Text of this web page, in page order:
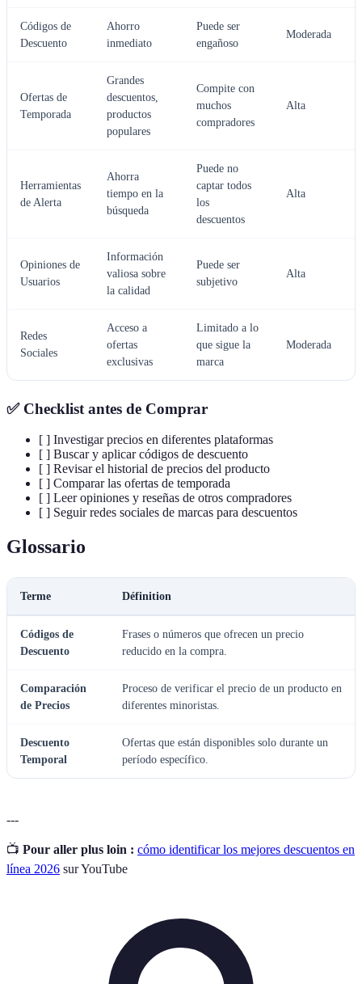
Códigos de
Descuento
Ahorro
inmediato
Puede ser
engañoso
Moderada
Ofertas de
Temporada
Grandes
descuentos,
productos
populares
Compite con
muchos
compradores
Alta
Herramientas
de Alerta
Ahorra
tiempo en la
búsqueda
Puede no
captar todos
los
descuentos
Alta
Opiniones de
Usuarios
Información
valiosa sobre
la calidad
Puede ser
subjetivo
Alta
Redes
Sociales
Acceso a
ofertas
exclusivas
Limitado a lo
que sigue la
marca
Moderada
✅ Checklist antes de Comprar
[ ] Investigar precios en diferentes plataformas
[ ] Buscar y aplicar códigos de descuento
[ ] Revisar el historial de precios del producto
[ ] Comparar las ofertas de temporada
[ ] Leer opiniones y reseñas de otros compradores
[ ] Seguir redes sociales de marcas para descuentos
Glossario
Terme Définition
Códigos de
Descuento
Frases o números que ofrecen un precio
reducido en la compra.
Comparación
de Precios
Proceso de verificar el precio de un producto en
diferentes minoristas.
Descuento
Temporal
Ofertas que están disponibles solo durante un
período específico.
---
📺 Pour aller plus loin : cómo identificar los mejores descuentos en
línea 2026 sur YouTube